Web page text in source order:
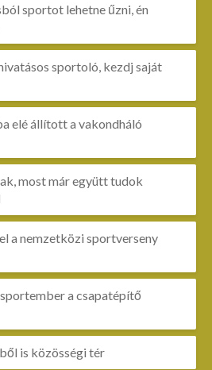
sportot lehetne űzni, én
sportoló, kezdj saját
elé állított a vakondháló
most már együtt tudok
a nemzetközi sportverseny
a csapatépítő
is közösségi tér